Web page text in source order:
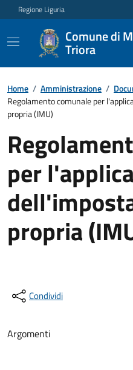
Regione Liguria
Comune di
Triora
Home / Amministrazione /
Regolamento comunale per
propria (IMU)
per
propria
Condividi
Argomenti